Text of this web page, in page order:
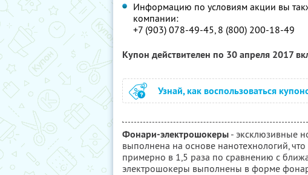
Информацию по условиям акции вы
компании:
+7 (903) 078-49-45, 8 (800) 200-18-49
Купон действителен по 30 апреля 2017
Узнай, как воспользоваться
Фонари-электрошокеры - эксклюзивные
выполнена на основе нанотехнологий,
примерно в 1,5 раза по сравнению с
электрошокеры выполнены в форме